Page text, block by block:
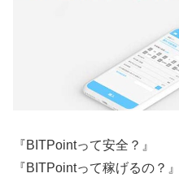
『BITPointって安全？』
『BITPointって稼げるの？』